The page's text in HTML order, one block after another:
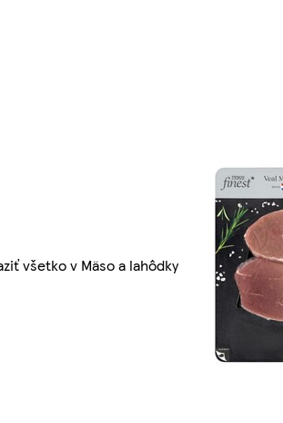
všetko v Mäso a lahôdky